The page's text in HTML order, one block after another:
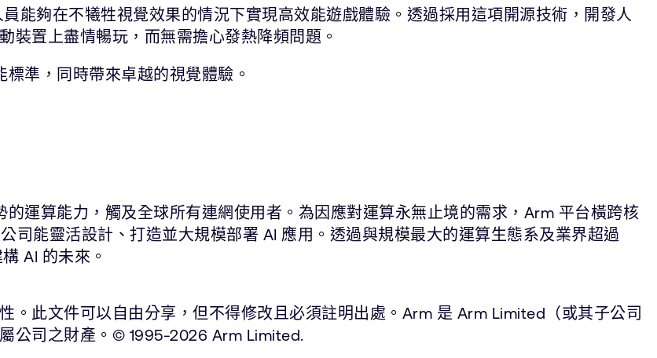
能夠在不犧牲視覺效果的情況下實現高效能遊戲體驗。透過採用這項開源技術，開發人
裝置上盡情暢玩，而無需擔心發熱降頻問題。
準，同時帶來卓越的視覺體驗。
運算能力，觸及全球所有連網使用者。為因應對運算永無止境的需求，Arm 平台橫跨核
司能靈活設計、打造並大規模部署 AI 應用。透過與規模最大的運算生態系及業界超過
AI 的未來。
。此文件可以自由分享，但不得修改且必須註明出處。Arm 是 Arm Limited（或其子公司
公司之財產。© 1995-2026 Arm Limited.